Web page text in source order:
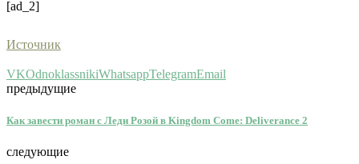
[ad_2]
Источник
VKOdnoklassnikiWhatsappTelegramEmail
предыдущие
Как завести роман с Леди Розой в Kingdom Come: Deliverance 2
следующие